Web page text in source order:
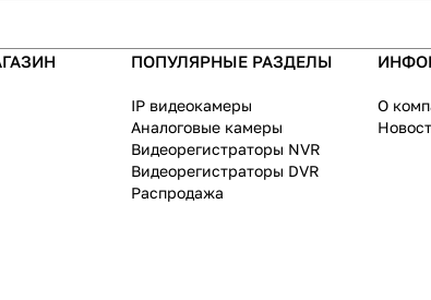
ПОПУЛЯРНЫЕ РАЗДЕЛЫ
IP видеокамеры
Аналоговые камеры
Видеорегистраторы NVR
Видеорегистраторы DVR
Распродажа
О